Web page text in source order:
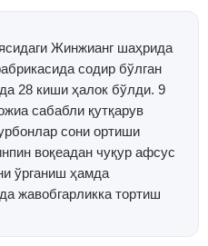
Жинжианг шаҳрида
содир бўлган
28 киши ҳалок бўлди. 9
сабабли қутқарув
сони ортиши
воқеадан чуқур афсус
ўрганиш ҳамда
жавобгарликка тортиш